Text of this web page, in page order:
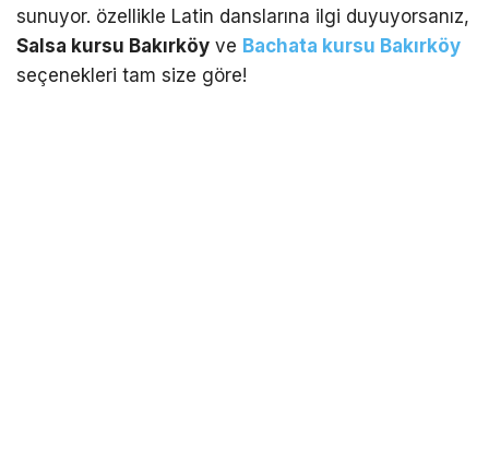
sunuyor. özellikle Latin danslarına ilgi duyuyorsanız,
Salsa kursu Bakırköy ve Bachata kursu Bakırköy
seçenekleri tam size göre!